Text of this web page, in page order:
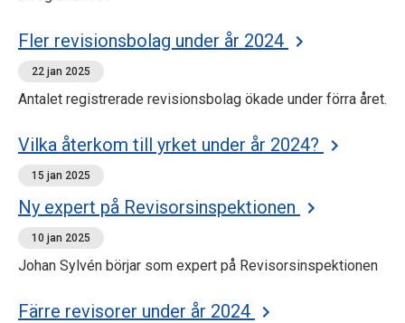
Fler revisionsbolag under år 2024
22 jan 2025
Antalet registrerade revisionsbolag ökade under förra året.
Vilka återkom till yrket under år 2024?
15 jan 2025
Ny expert på Revisorsinspektionen
10 jan 2025
Johan Sylvén börjar som expert på Revisorsinspektionen
Färre revisorer under år 2024